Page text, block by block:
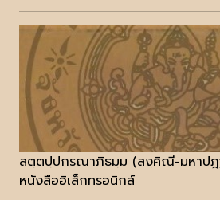
สตฺตปฺปกรณาภิธมฺม (สงฺคิณี-มหาป
หนังสืออิเล็กทรอนิกส์